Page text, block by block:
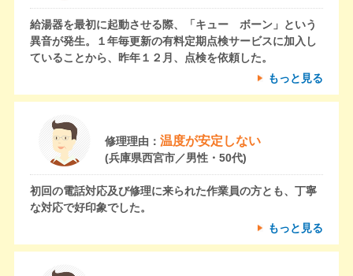
給湯器を最初に起動させる際、「キュー ボーン」という
異音が発生。１年毎更新の有料定期点検サービスに加入し
ていることから、昨年１２月、点検を依頼した。
もっと見る
修理理由： 温度が安定しない
(兵庫県西宮市／男性・50代)
初回の電話対応及び修理に来られた作業員の方とも、丁寧
な対応で好印象でした。
もっと見る